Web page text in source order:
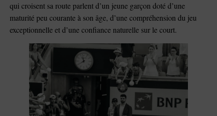
qui croisent sa route parlent d’un jeune garçon doté d’une
maturité peu courante à son âge, d’une compréhension du jeu
exceptionnelle et d’une confiance naturelle sur le court.